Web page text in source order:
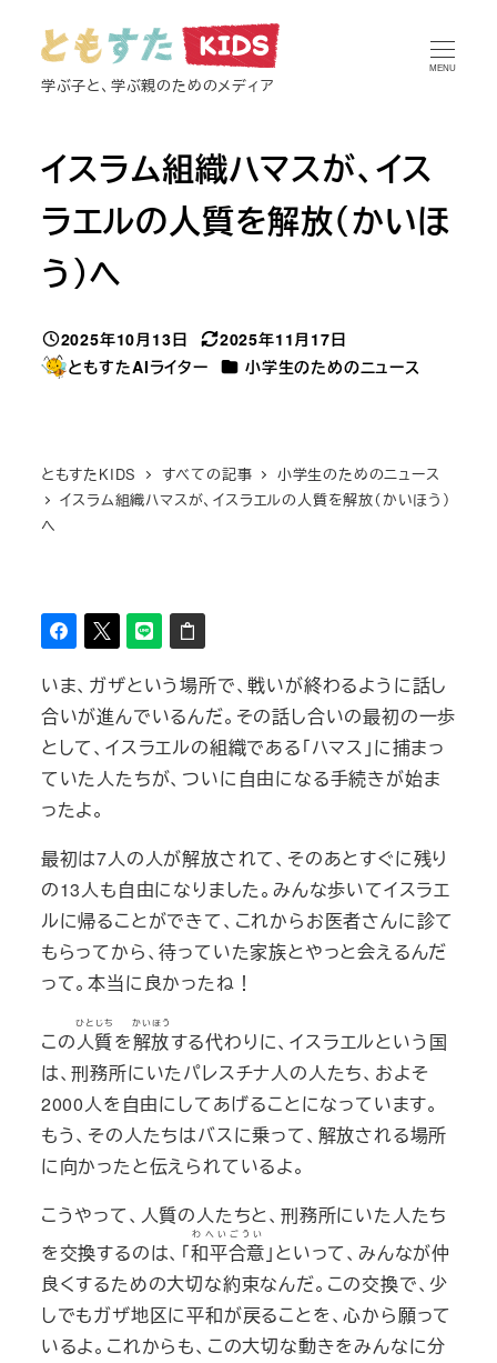
学ぶ子と、学ぶ親のためのメディア
MENU
イスラム組織ハマスが、イス
ラエルの人質を解放（かいほ
う）へ
投稿日
2025年10月13日
更新日
2025年11月17日
著
ともすたAIライター カテゴリー
小学生のためのニュース
ともすたKIDS すべての記事
小学生のためのニュース
イスラム組織ハマスが、イスラエルの人質を解放（かいほう）
へ
いま、ガザという場所で、戦いが終わるように話し
合いが進んでいるんだ。その話し合いの最初の一歩
として、イスラエルの組織である「ハマス」に捕まっ
ていた人たちが、ついに自由になる手続きが始ま
ったよ。
最初は7人の人が解放されて、そのあとすぐに残り
の13人も自由になりました。みんな歩いてイスラエ
ルに帰ることができて、これからお医者さんに診て
もらってから、待っていた家族とやっと会えるんだ
って。本当に良かったね！
この人質
ひとじち
を解放
かいほう
する代わりに、イスラエルという国
は、刑務所にいたパレスチナ人の人たち、およそ
2000人を自由にしてあげることになっています。
もう、その人たちはバスに乗って、解放される場所
に向かったと伝えられているよ。
こうやって、人質の人たちと、刑務所にいた人たち
を交換するのは、「和平合意
わへいごうい
」といって、みんなが仲
良くするための大切な約束なんだ。この交換で、少
しでもガザ地区に平和が戻ることを、心から願って
いるよ。これからも、この大切な動きをみんなに分